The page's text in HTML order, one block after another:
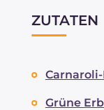
ZUTATEN
Carnaroli-
Grüne